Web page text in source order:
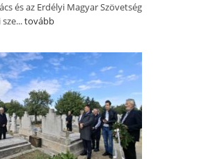
és az Erdélyi Magyar Szövetség
tovább